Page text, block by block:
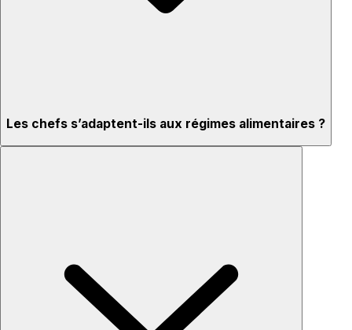
Les chefs s’adaptent-ils aux régimes alimentaires ?